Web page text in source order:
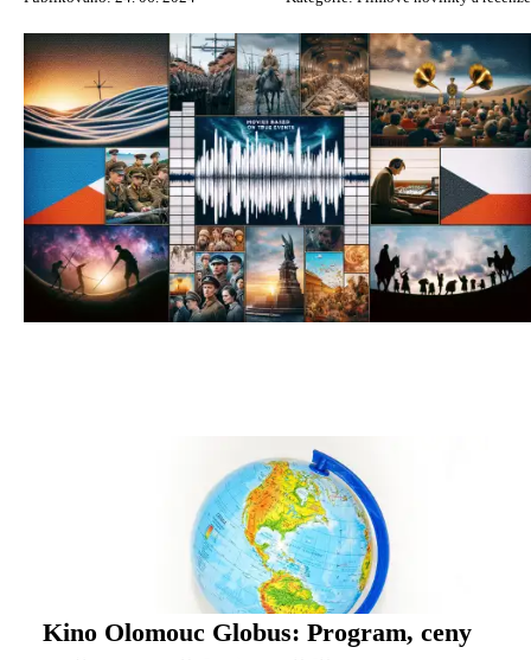
Kino Olomouc Globus: Program, ceny